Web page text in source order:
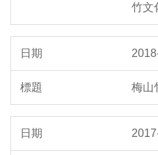
竹文
梅山